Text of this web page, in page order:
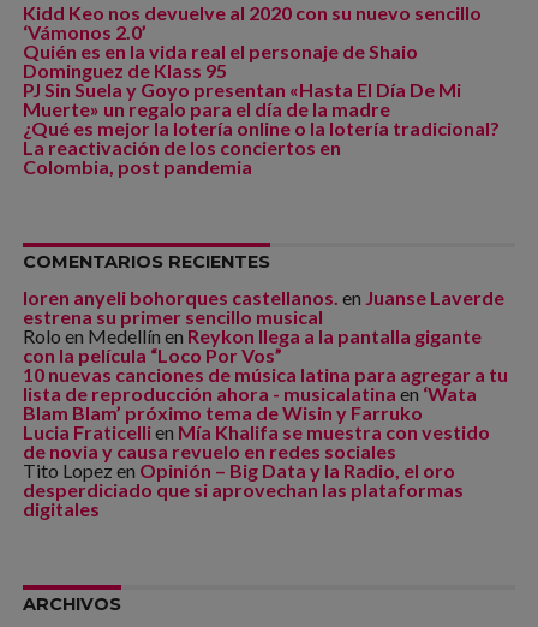
Kidd Keo nos devuelve al 2020 con su nuevo sencillo
‘Vámonos 2.0’
Quién es en la vida real el personaje de Shaio
Dominguez de Klass 95
PJ Sin Suela y Goyo presentan «Hasta El Día De Mi
Muerte» un regalo para el día de la madre
¿Qué es mejor la lotería online o la lotería tradicional?
La reactivación de los conciertos en
Colombia, post pandemia
COMENTARIOS RECIENTES
loren anyeli bohorques castellanos. en Juanse Laverde
estrena su primer sencillo musical
Rolo en Medellín en Reykon llega a la pantalla gigante
con la película “Loco Por Vos”
10 nuevas canciones de música latina para agregar a tu
lista de reproducción ahora - musicalatina en ‘Wata
Blam Blam’ próximo tema de Wisin y Farruko
Lucia Fraticellien Mía Khalifa se muestra con vestido
de novia y causa revuelo en redes sociales
Tito Lopez en Opinión – Big Data y la Radio, el oro
desperdiciado que si aprovechan las plataformas
digitales
ARCHIVOS